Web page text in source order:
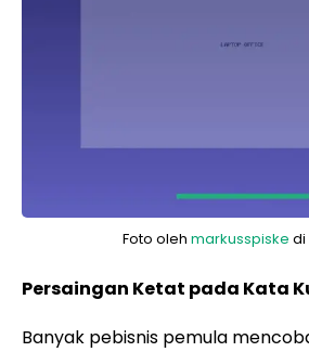
Foto oleh markusspiske di
Persaingan Ketat pada Kata
Banyak pebisnis pemula